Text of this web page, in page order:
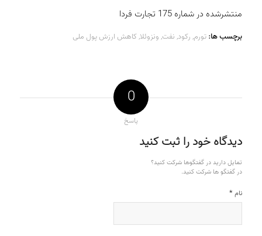
منتشرشده در شماره 175 تجارت فردا
برچسب ها:تورم,رکود,نفت,ونزوئلا,کاهش ارزش پول ملی
0
پاسخ
دیدگاه خود را ثبت کنید
تمایل دارید در گفتگوها شرکت کنید؟
در گفتگو ها شرکت کنید.
نام *